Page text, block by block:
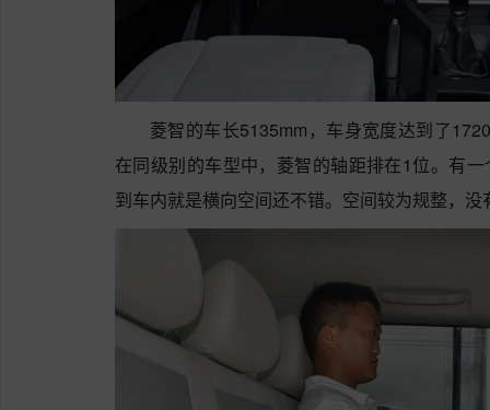
菱智的车长5135mm，车身宽度达到了
在同级别的车型中，菱智的轴距排在1位。有
到车内就是横向空间还不错。空间较为规整，